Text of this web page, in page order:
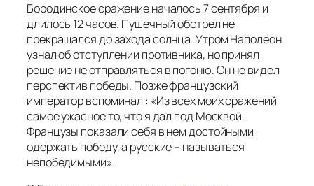
Бородинское сражение началось 7 сентября и
длилось 12 часов. Пушечный обстрел не
прекращался до захода солнца. Утром Наполеон
узнал об отступлении противника, но принял
решение не отправляться в погоню. Он не видел
перспектив победы. Позже французский
император вспоминал : «Из всех моих сражений
самое ужасное то, что я дал под Москвой.
Французы показали себя в нем достойными
одержать победу, а русские – называться
непобедимыми».